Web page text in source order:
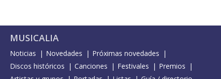
MUSICALIA
Noticias Novedades
Próximas novedades
Discos históricos
Canciones Festivales
Premios